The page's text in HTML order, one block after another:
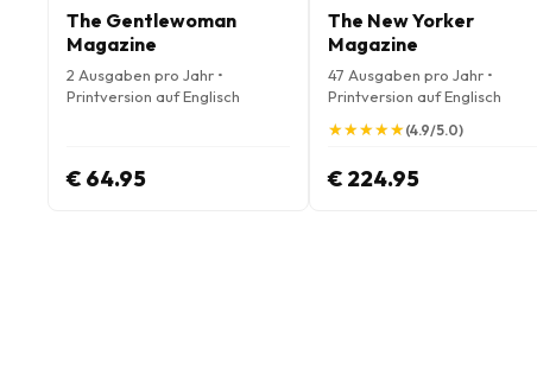
The Gentlewoman
Magazine
2 Ausgaben pro Jahr •
Printversion auf Englisch
€ 64.95
The New Yorker
Magazine
47 Ausgaben pro Jahr •
Printversion auf Englisch
★
★★
★★
★★
★★
★(4.9/5.0)
€ 224.95